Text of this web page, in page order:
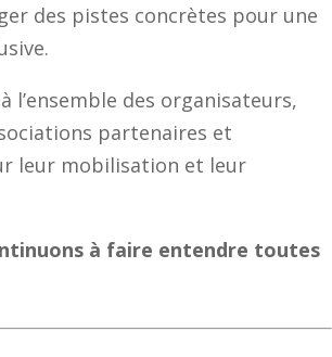
des pistes concrètes pour une
à l’ensemble des organisateurs,
partenaires et
leur mobilisation et leur
à faire entendre toutes